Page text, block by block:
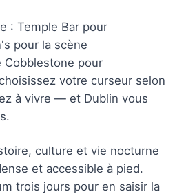
: Temple Bar pour
pour la scène
Cobblestone pour
votre curseur selon
à vivre — et Dublin vous
culture et vie nocturne
et accessible à pied.
trois jours pour en saisir la